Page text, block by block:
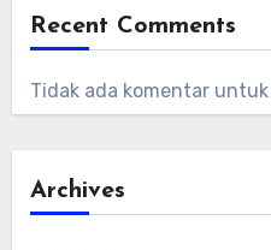
Recent Comments
Tidak ada komentar
Archives